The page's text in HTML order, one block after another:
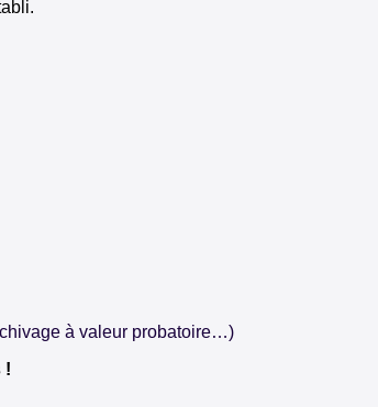
à valeur probatoire…)
!